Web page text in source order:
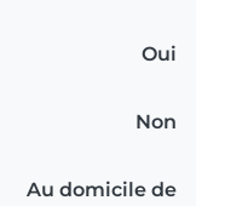
Oui
Non
Au domicile de